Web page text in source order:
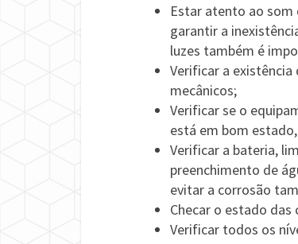
Estar atento ao som
garantir a
luzes também é
Verificar a
mecânicos;
Verificar se o
está em bom
Verificar a bateria,
preenchimento de
evitar a corrosão
Checar o estado
Verificar todos os